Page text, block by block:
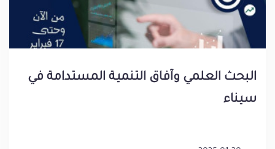
البحث العلمي وآفاق التنمية المستدامة في
سيناء